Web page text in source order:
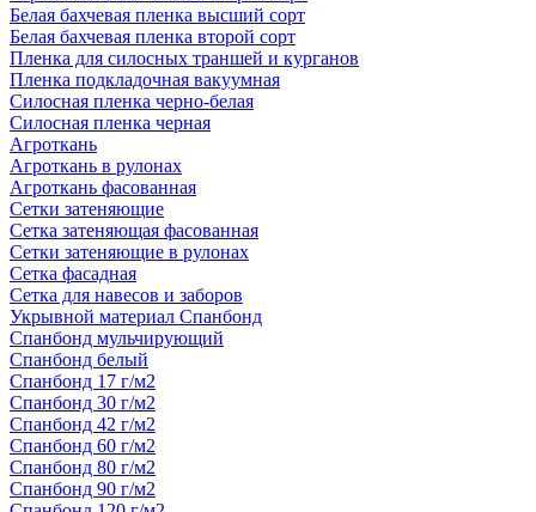
Белая бахчевая пленка высший сорт
Белая бахчевая пленка второй сорт
Пленка для силосных траншей и курганов
Пленка подкладочная вакуумная
Силосная пленка черно-белая
Силосная пленка черная
Агроткань
Агроткань в рулонах
Агроткань фасованная
Сетки затеняющие
Сетка затеняющая фасованная
Сетки затеняющие в рулонах
Сетка фасадная
Сетка для навесов и заборов
Укрывной материал Спанбонд
Спанбонд мульчирующий
Спанбонд белый
Спанбонд 17 г/м2
Спанбонд 30 г/м2
Спанбонд 42 г/м2
Спанбонд 60 г/м2
Спанбонд 80 г/м2
Спанбонд 90 г/м2